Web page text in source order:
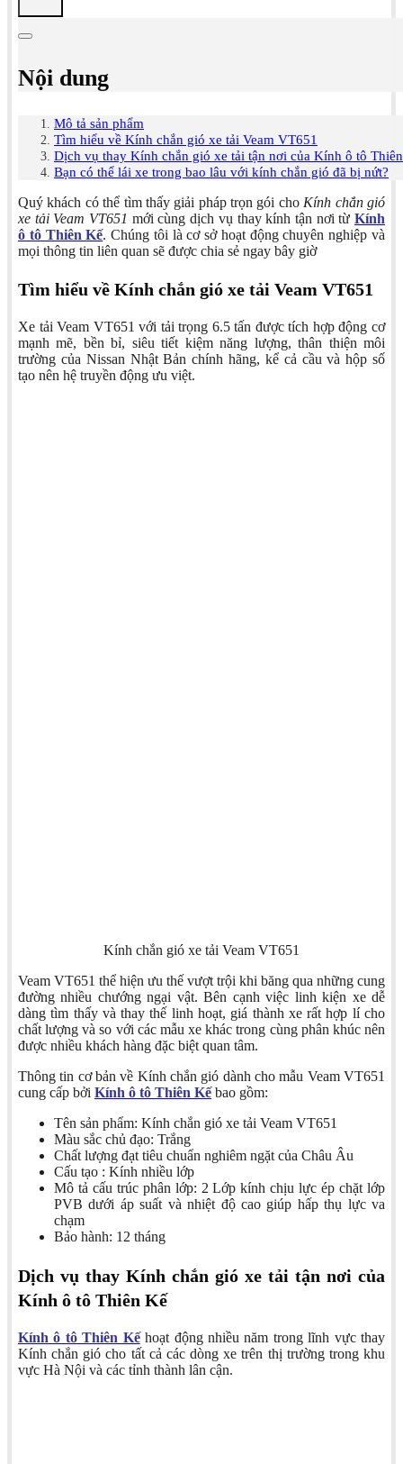
Nội dung
Mô tả sản phẩm
Tìm hiểu về Kính chắn gió xe tải Veam VT651
Dịch vụ thay Kính chắn gió xe tải tận nơi của Kính ô tô
Bạn có thể lái xe trong bao lâu với kính chắn gió đã bị nứt?
Quý khách có thể tìm thấy giải pháp trọn gói cho Kính chắn gió
xe tải Veam VT651 mới cùng dịch vụ thay kính tận nơi từKính
ô tô Thiên Kế. Chúng tôi là cơ sở hoạt động chuyên nghiệp và
mọi thông tin liên quan sẽ được chia sẻ ngay bây giờ
Tìm hiểu về Kính chắn gió xe tải Veam VT651
Xe tải Veam VT651 với tải trọng 6.5 tấn được tích hợp động cơ
mạnh mẽ, bền bỉ, siêu tiết kiệm năng lượng, thân thiện môi
trường của Nissan Nhật Bản chính hãng, kể cả cầu và hộp số
tạo nên hệ truyền động ưu việt.
Kính chắn gió xe tải Veam VT651
Veam VT651 thể hiện ưu thế vượt trội khi băng qua những cung
đường nhiều chướng ngại vật. Bên cạnh việc linh kiện xe dễ
dàng tìm thấy và thay thế linh hoạt, giá thành xe rất hợp lí cho
chất lượng và so với các mẫu xe khác trong cùng phân khúc nên
được nhiều khách hàng đặc biệt quan tâm.
Thông tin cơ bản về Kính chắn gió dành cho mẫu Veam VT651
cung cấp bởi Kính ô tô Thiên Kếbao gồm:
Tên sản phẩm: Kính chắn gió xe tải Veam VT651
Màu sắc chủ đạo: Trắng
Chất lượng đạt tiêu chuẩn nghiêm ngặt của Châu Âu
Cấu tạo : Kính nhiều lớp
Mô tả cấu trúc phân lớp: 2 Lớp kính chịu lực ép chặt lớp
PVB dưới áp suất và nhiệt độ cao giúp hấp thụ lực va
chạm
Bảo hành: 12 tháng
Dịch vụ thay Kính chắn gió xe tải tận nơi của
Kính ô tô Thiên Kế
Kính ô tô Thiên Kếhoạt động nhiều năm trong lĩnh vực thay
Kính chắn gió cho tất cả các dòng xe trên thị trường trong khu
vực Hà Nội và các tỉnh thành lân cận.